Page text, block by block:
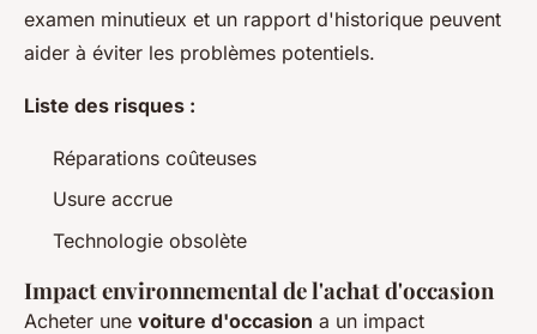
examen minutieux et un rapport d'historique peuvent
aider à éviter les problèmes potentiels.
Liste des risques :
Réparations coûteuses
Usure accrue
Technologie obsolète
Impact environnemental de l'achat d'occasion
Acheter une voiture d'occasion a un impact